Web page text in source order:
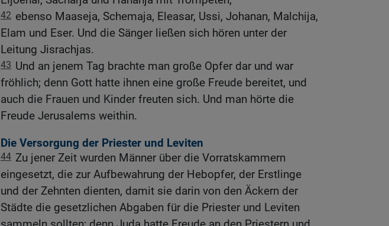
42 ebenso Maaseja, Schemaja, Eleasar, Ussi, Johanan, Malchija,
Elam und Eser. Und die Sänger ließen sich hören unter der
Leitung Jisrachjas.
43 Und an jenem Tag brachte man große Opfer dar und war
fröhlich; denn Gott hatte ihnen eine große Freude bereitet, und
auch die Frauen und Kinder freuten sich. Und man hörte die
Freude Jerusalems weithin.
Die Versorgung der Priester und Leviten
44 Zu jener Zeit wurden Männer über die Vorratskammern
eingesetzt, die zur Aufbewahrung der Hebopfer, der Erstlinge
und der Zehnten dienten, damit sie darin von den Äckern der
Städte die gesetzlichen Abgaben für die Priester und Leviten